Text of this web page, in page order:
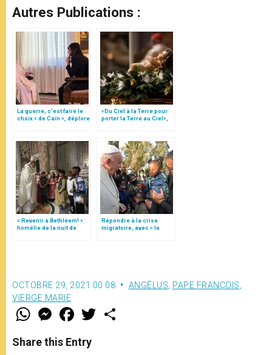
Autres Publications :
La guerre, c’est faire le
choix « de Caïn », déplore
«Du Ciel à la Terre pour
porter la Terre au Ciel»,
« Revenir à Bethléem! »:
homélie de la nuit de
Noël (texte complet)
Répondre à la crise
migratoire, avec « le
OCTOBRE 29, 2021 00:08 ANGÉLUS PAPE FRANÇOIS
VIERGE MARIE
W
t
s
M
e
s
e
F
a
e
b
w
Share this Entry